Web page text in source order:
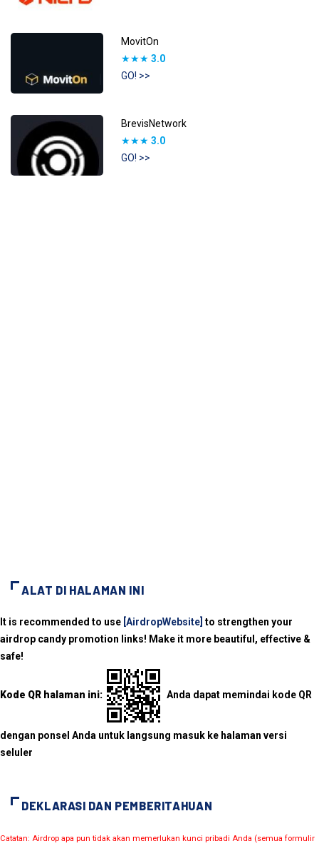
MovitOn
★★★ 3.0
GO! >>
BrevisNetwork
★★★ 3.0
GO! >>
ALAT DI HALAMAN INI
It is recommended to use [AirdropWebsite] to strengthen your
airdrop candy promotion links! Make it more beautiful, effective &
safe!
Kode QR halaman ini: Anda dapat memindai kode QR
dengan ponsel Anda untuk langsung masuk ke halaman versi
seluler
DEKLARASI DAN PEMBERITAHUAN
Catatan: Airdrop apa pun tidak akan memerlukan kunci pribadi Anda (semua formulir